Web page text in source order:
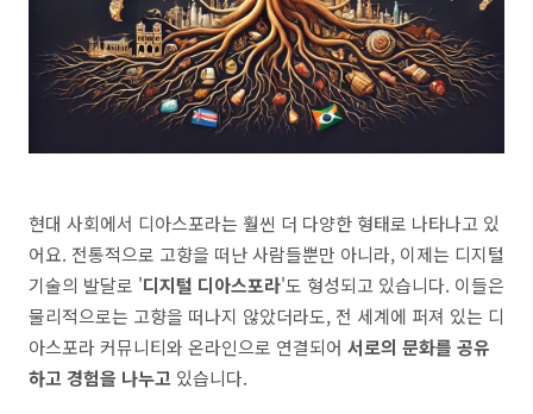
현대 사회에서 디아스포라는 훨씬 더 다양한 형태로 나타나고 있
어요. 전통적으로 고향을 떠난 사람들뿐만 아니라, 이제는 디지털
기술의 발달로 '디지털 디아스포라'도 형성되고 있습니다. 이들은
물리적으로는 고향을 떠나지 않았더라도, 전 세계에 퍼져 있는 디
아스포라 커뮤니티와 온라인으로 연결되어 서로의 문화를 공유
하고 경험을 나누고 있습니다.